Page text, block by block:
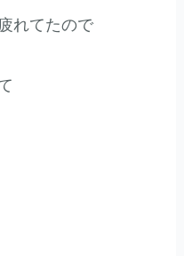
れてたので